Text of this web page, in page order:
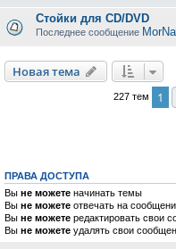
Стойки для CD/DVD
Последнее сообщение
Новая тема
227 тем 1
ПРАВА ДОСТУПА
Вы не можете начинать темы
Вы не можете отвечать на
Вы не можете редактировать свои
Вы не можете удалять свои